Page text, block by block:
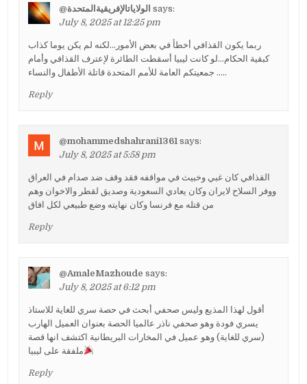
@الولاياتالإفريقيةالمتحدة says:
July 8, 2025 at 12:25 pm
ربما يكون القذافي أخطأ في بعض الأمور…لكنه لم يكن يوما كذاب
كبقية الحكام…لو كانت ليبيا أسقطت الطائرة لإعترف القذافي وأمام
جمعيتكم العامة للأمم المتحدة قاتلة الأطفال والنساء …..
Reply
@mohammedshahrani1361 says:
July 8, 2025 at 5:58 pm
القذافي كان غبي وخبيث في مواقفه فقد وقف ضد صدام في العراق
ووفر السلاح لايران وكان يعادي السعودية وصديق لقطر والاخوان وهم
من قتله مع فرنسا وكان نهايته وضع طبيعي لكل افاق
Reply
@AmaleMazhoude says:
July 8, 2025 at 6:12 pm
أقول لهذا المذيع وليس صحفي أبحث في حصة سري للغاية للاستاذ
يسري فودة وهو صحفي ناذر عالميا الحصة بعنوان العميل الهارب
(سري للغاية) وهو عميل في المخارات البريطانية اكتشف انها قصة
ملفقة على ليبيا
Reply